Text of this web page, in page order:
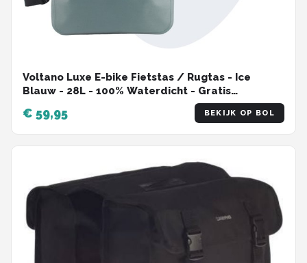
Voltano Luxe E-bike Fietstas / Rugtas - Ice
Blauw - 28L - 100% Waterdicht - Gratis
Schouderband - Met Groot Laptop Vak
€ 59,95 BEKIJK OP BOL